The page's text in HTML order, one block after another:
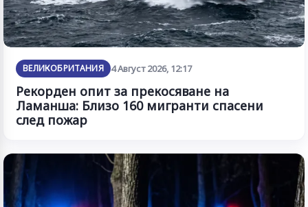
ВЕЛИКОБРИТАНИЯ 4 Август 2026, 12:17
Рекорден опит за прекосяване на
Ламанша: Близо 160 мигранти спасени
след пожар